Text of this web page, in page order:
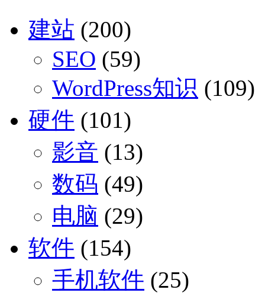
建站 (200)
SEO (59)
WordPress知识 (109)
硬件 (101)
影音 (13)
数码 (49)
电脑 (29)
软件 (154)
手机软件 (25)